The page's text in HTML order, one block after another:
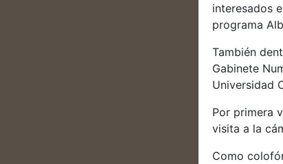
interesados
programa
También
Gabinete
Universidad
Por primera
visita a la
Como